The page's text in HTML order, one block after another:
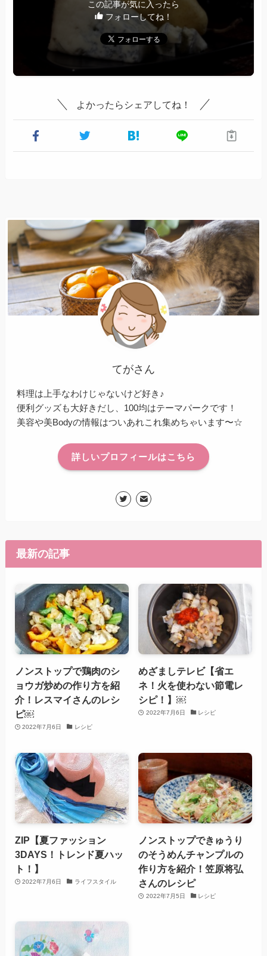
この記事が気に入ったら
フォローしてね！
よかったらシェアしてね！
てがさん
料理は上手なわけじゃないけど好き♪
便利グッズも大好きだし、100均はテーマパークです！
美容や美Bodyの情報はついあれこれ集めちゃいます〜☆
詳しいプロフィールはこちら
最新の記事
ノンストップで鶏肉のシ
ョウガ炒めの作り方を紹
介！レスマイさんのレシ
ピ￼
2022年7月6日 レシピ
めざましテレビ【省エ
ネ！火を使わない節電レ
シピ！】￼
2022年7月6日 レシピ
ZIP【夏ファッション
3DAYS！トレンド夏ハッ
ト！】
2022年7月6日 ライフスタイル
ノンストップできゅうり
のそうめんチャンプルの
作り方を紹介！笠原将弘
さんのレシピ
2022年7月5日 レシピ